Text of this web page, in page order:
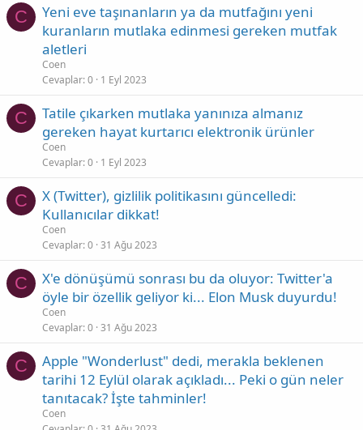
C
Yeni eve taşınanların ya da mutfağını yeni
kuranların mutlaka edinmesi gereken mutfak
aletleri
Coen
Cevaplar 0 1 Eyl 2023
C
Tatile çıkarken mutlaka yanınıza almanız
gereken hayat kurtarıcı elektronik ürünler
Coen
Cevaplar 0 1 Eyl 2023
C
X (Twitter), gizlilik politikasını güncelledi:
Kullanıcılar dikkat!
Coen
Cevaplar 0 31 Ağu 2023
C
X'e dönüşümü sonrası bu da oluyor: Twitter'a
öyle bir özellik geliyor ki... Elon Musk duyurdu!
Coen
Cevaplar 0 31 Ağu 2023
C
Apple "Wonderlust" dedi, merakla beklenen
tarihi 12 Eylül olarak açıkladı... Peki o gün neler
tanıtacak? İşte tahminler!
Coen